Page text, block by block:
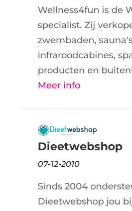
Wellness4fun is de
specialist. Zij
zwembaden,
infraroodcabines,
producten en
Meer info
Dieetwebshop
07-12-2010
Sinds 2004
Dieetwebshop jou